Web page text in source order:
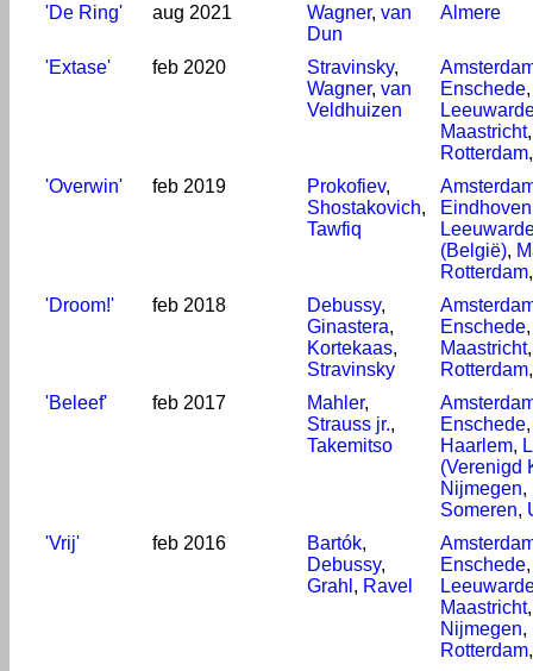
'De Ring'
aug 2021 Wagner, van
Dun
Almere
'Extase' feb 2020 Stravinsky,
Wagner, van
Veldhuizen
Enschede
Maastricht
Rotterdam
'Overwin'
feb 2019 Prokofiev,
Shostakovich,
Tawfiq
Eindhoven
(België),
Rotterdam
'Droom!'
feb 2018 Debussy,
Ginastera,
Kortekaas,
Stravinsky
Enschede
Maastricht
Rotterdam
'Beleef'
feb 2017 Mahler,
Strauss jr.,
Takemitso
Enschede
Haarlem,
(Verenigd
Nijmegen,
Someren,
'Vrij'
feb 2016 Bartók,
Debussy,
Grahl , Ravel
Enschede
Maastricht
Nijmegen,
Rotterdam